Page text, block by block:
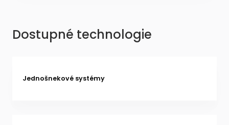
Dostupné technologie
Jednošnekové systémy